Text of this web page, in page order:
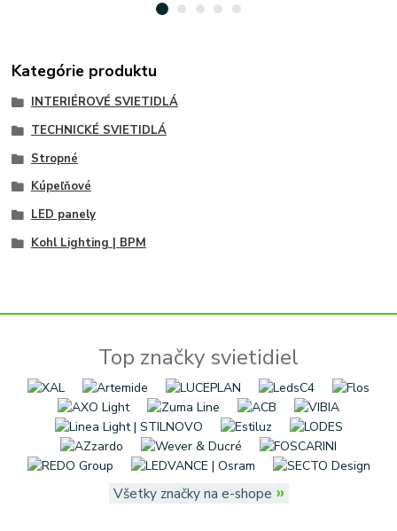
Kategórie produktu
INTERIÉROVÉ SVIETIDLÁ
TECHNICKÉ SVIETIDLÁ
Stropné
Kúpeľňové
LED panely
Kohl Lighting | BPM
Top značky svietidiel
Všetky značky na e-shope »